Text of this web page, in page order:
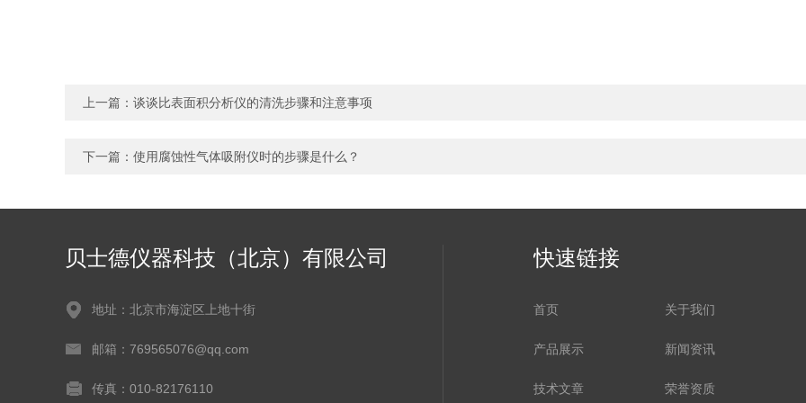
上一篇： 谈谈比表面积分析仪的清洗步骤和注意事项
下一篇： 使用腐蚀性气体吸附仪时的步骤是什么？
贝士德仪器科技（北京）有限公司
地址：北京市海淀区上地十街
邮箱：769565076@qq.com
传真：010-82176110
快速链接
首页 关于我们
产品展示 新闻资讯
技术文章 荣誉资质